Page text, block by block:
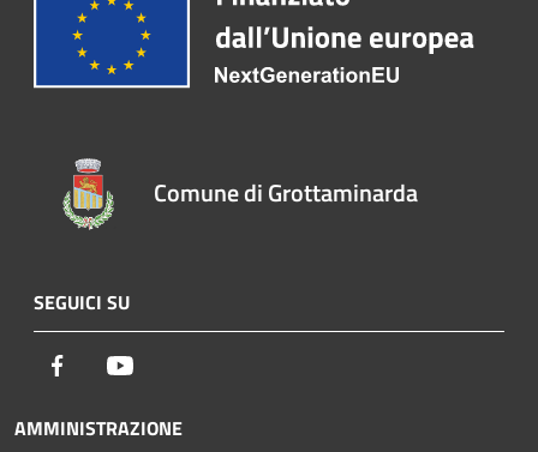
Comune di Grottaminarda
SEGUICI SU
Facebook
AMMINISTRAZIONE